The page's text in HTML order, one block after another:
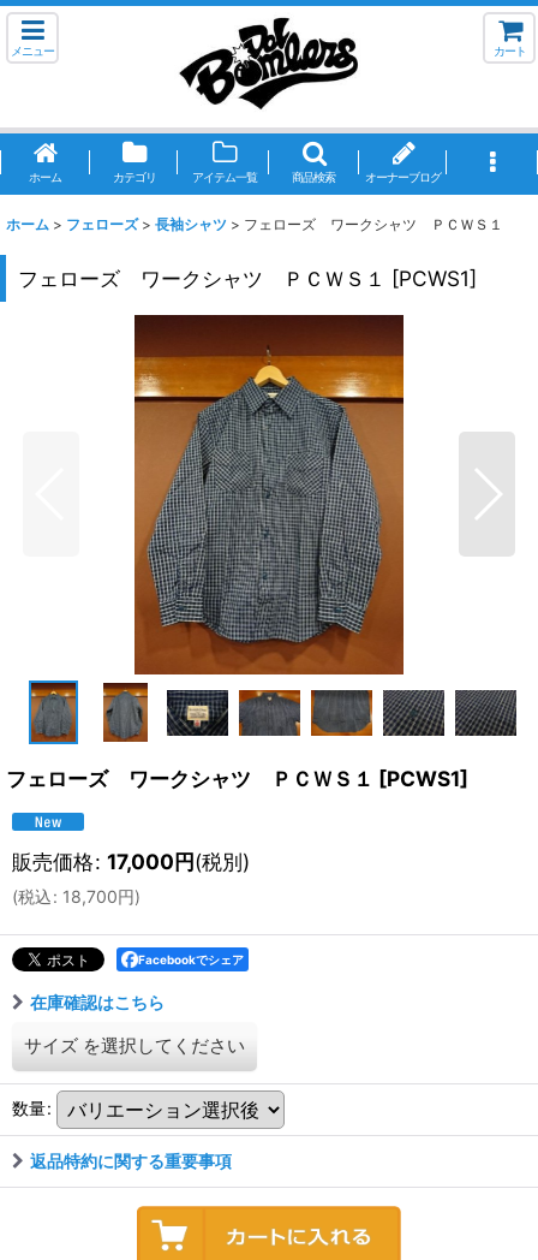
メニュー カート
ホーム カテゴリ アイテム一覧 商品検索 オーナーブログ
ホーム > フェローズ > 長袖シャツ > フェローズ ワークシャツ ＰＣＷＳ１
フェローズ ワークシャツ ＰＣＷＳ１ [PCWS1]
フェローズ ワークシャツ ＰＣＷＳ１ [PCWS1]
販売価格: 17,000円(税別)
(税込: 18,700円)
Facebookでシェア
在庫確認はこちら
サイズ を選択してください
数量:
返品特約に関する重要事項